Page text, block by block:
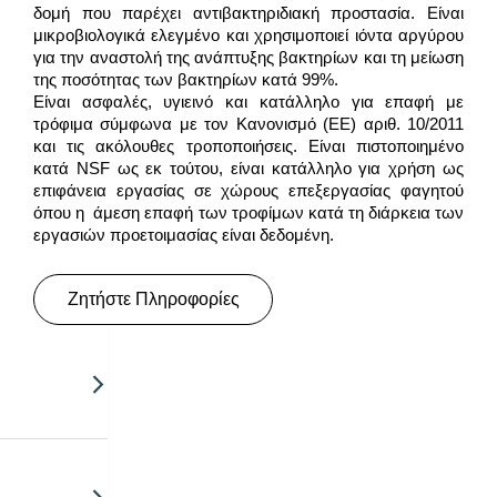
δομή που παρέχει αντιβακτηριδιακή προστασία. Είναι
μικροβιολογικά ελεγμένο και χρησιμοποιεί ιόντα αργύρου
για την αναστολή της ανάπτυξης βακτηρίων και τη μείωση
της ποσότητας των βακτηρίων κατά 99%.
Είναι ασφαλές, υγιεινό και κατάλληλο για επαφή με
τρόφιμα σύμφωνα με τον Κανονισμό (ΕΕ) αριθ. 10/2011
και τις ακόλουθες τροποποιήσεις. Είναι πιστοποιημένο
κατά NSF ως εκ τούτου, είναι κατάλληλο για χρήση ως
επιφάνεια εργασίας σε χώρους επεξεργασίας φαγητού
όπου η άμεση επαφή των τροφίμων κατά τη διάρκεια των
εργασιών προετοιμασίας είναι δεδομένη.
Ζητήστε Πληροφορίες